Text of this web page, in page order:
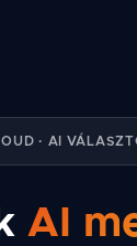
· AI
AI